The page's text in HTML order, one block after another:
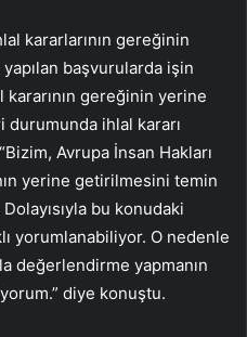
kararlarının gereğinin
başvurularda işin
gereğinin yerine
ihlal kararı
Avrupa İnsan Hakları
yerine getirilmesini temin
bu konudaki
yorumlanabiliyor. O nedenle
değerlendirme yapmanın
diye konuştu.